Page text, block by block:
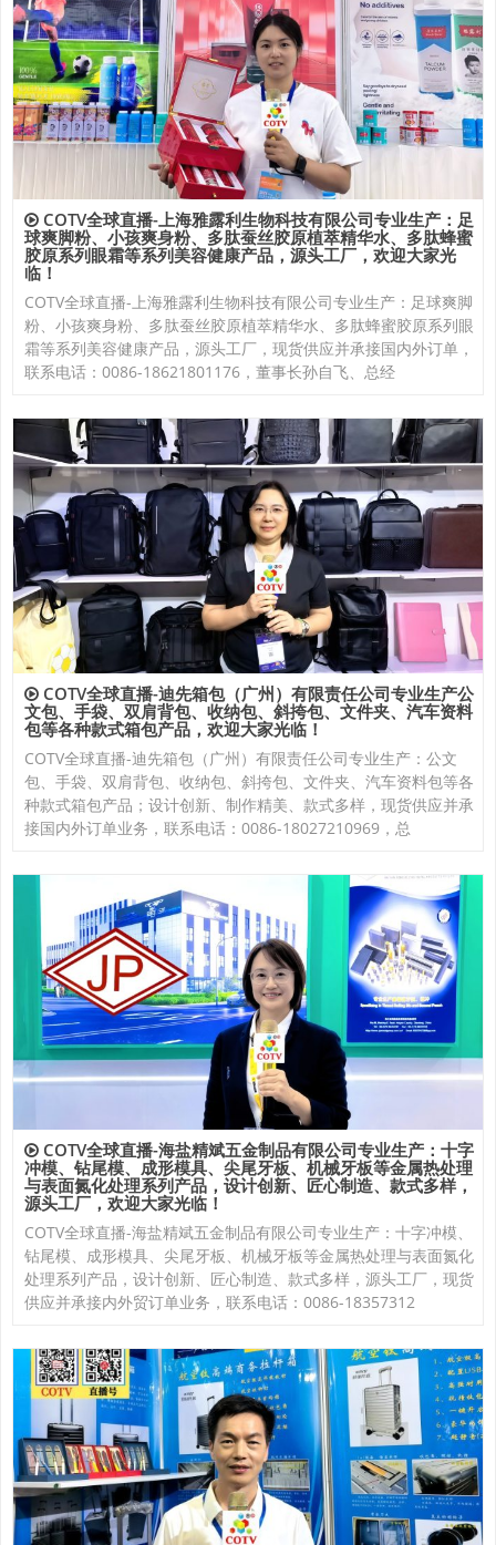
COTV全球直播-上海雅露利生物科技有限公司专业生产：足
球爽脚粉、小孩爽身粉、多肽蚕丝胶原植萃精华水、多肽蜂蜜
胶原系列眼霜等系列美容健康产品，源头工厂，欢迎大家光
临！
COTV全球直播-上海雅露利生物科技有限公司专业生产：足球爽脚
粉、小孩爽身粉、多肽蚕丝胶原植萃精华水、多肽蜂蜜胶原系列眼
霜等系列美容健康产品，源头工厂，现货供应并承接国内外订单，
联系电话：0086-18621801176，董事长孙自飞、总经
COTV全球直播-迪先箱包（广州）有限责任公司专业生产公
文包、手袋、双肩背包、收纳包、斜挎包、文件夹、汽车资料
包等各种款式箱包产品，欢迎大家光临！
COTV全球直播-迪先箱包（广州）有限责任公司专业生产：公文
包、手袋、双肩背包、收纳包、斜挎包、文件夹、汽车资料包等各
种款式箱包产品；设计创新、制作精美、款式多样，现货供应并承
接国内外订单业务，联系电话：0086-18027210969，总
COTV全球直播-海盐精斌五金制品有限公司专业生产：十字
冲模、钻尾模、成形模具、尖尾牙板、机械牙板等金属热处理
与表面氮化处理系列产品，设计创新、匠心制造、款式多样，
源头工厂，欢迎大家光临！
COTV全球直播-海盐精斌五金制品有限公司专业生产：十字冲模、
钻尾模、成形模具、尖尾牙板、机械牙板等金属热处理与表面氮化
处理系列产品，设计创新、匠心制造、款式多样，源头工厂，现货
供应并承接内外贸订单业务，联系电话：0086-18357312